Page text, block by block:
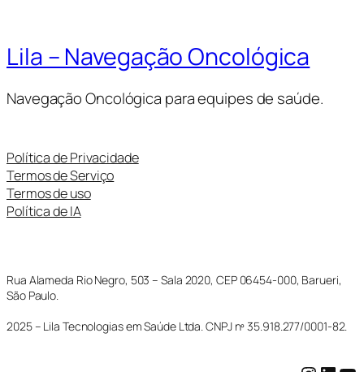
Lila – Navegação Oncológica
Navegação Oncológica para equipes de saúde.
Política de Privacidade
Termos de Serviço
Termos de uso
Política de IA
Rua Alameda Rio Negro, 503 – Sala 2020, CEP 06454-000, Barueri,
São Paulo.
2025 – Lila Tecnologias em Saúde Ltda. CNPJ nº 35.918.277/0001-82.